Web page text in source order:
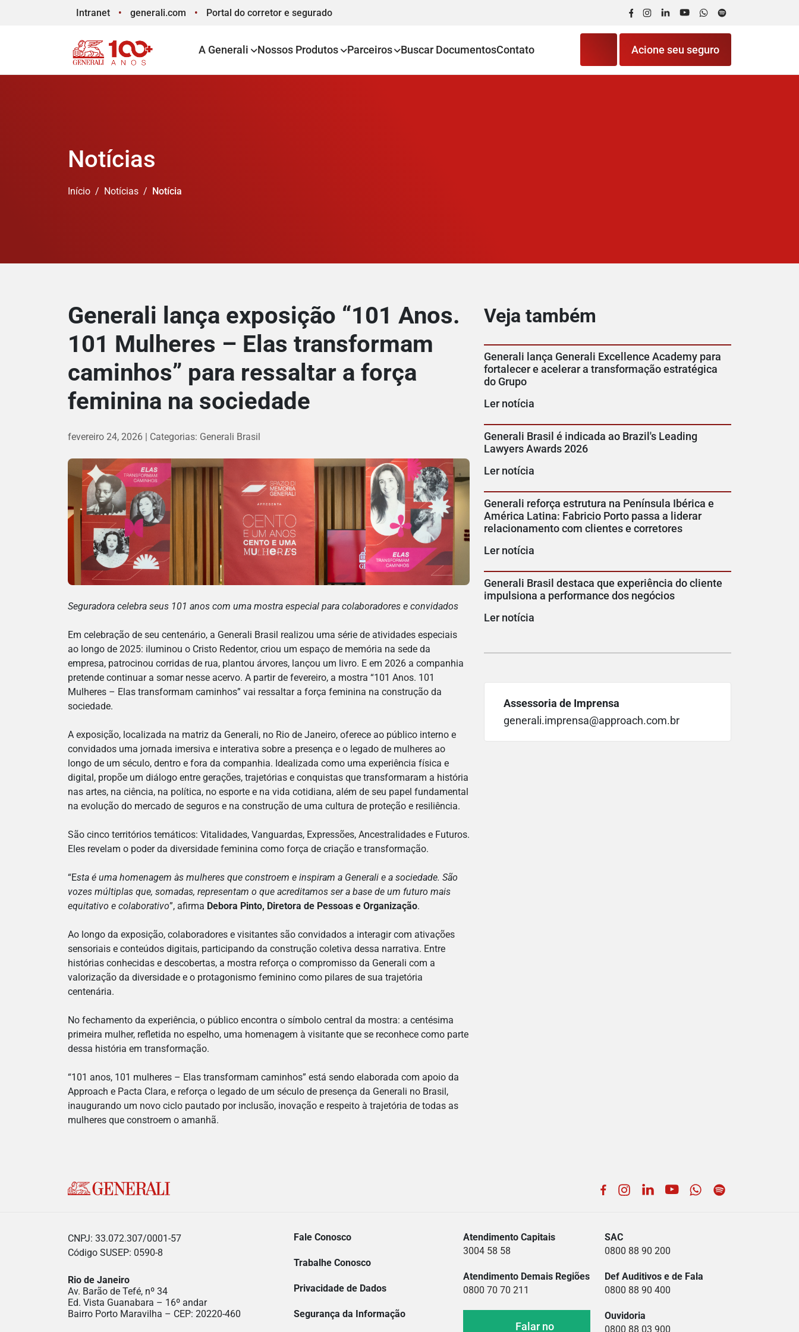
Intranet generali.com Portal do corretor e segurado FacebookInstagram
LinkedInYouTubeWhatsApp
Spotify
A Generali Nossos Produtos Parceiros Buscar DocumentosContato Acione seu seguro
Notícias
Início Notícias Notícia
Generali lança exposição “101 Anos.
101 Mulheres – Elas transformam
caminhos” para ressaltar a força
feminina na sociedade
fevereiro 24, 2026 Categorias: Generali Brasil
Seguradora celebra seus 101 anos com uma mostra especial para colaboradores e convidados
Em celebração de seu centenário, a Generali Brasil realizou uma série de atividades especiais
ao longo de 2025: iluminou o Cristo Redentor, criou um espaço de memória na sede da
empresa, patrocinou corridas de rua, plantou árvores, lançou um livro. E em 2026 a companhia
pretende continuar a somar nesse acervo. A partir de fevereiro, a mostra “101 Anos. 101
Mulheres – Elas transformam caminhos” vai ressaltar a força feminina na construção da
sociedade.
A exposição, localizada na matriz da Generali, no Rio de Janeiro, oferece ao público interno e
convidados uma jornada imersiva e interativa sobre a presença e o legado de mulheres ao
longo de um século, dentro e fora da companhia. Idealizada como uma experiência física e
digital, propõe um diálogo entre gerações, trajetórias e conquistas que transformaram a história
nas artes, na ciência, na política, no esporte e na vida cotidiana, além de seu papel fundamental
na evolução do mercado de seguros e na construção de uma cultura de proteção e resiliência.
São cinco territórios temáticos: Vitalidades, Vanguardas, Expressões, Ancestralidades e Futuros.
Eles revelam o poder da diversidade feminina como força de criação e transformação.
“Esta é uma homenagem às mulheres que constroem e inspiram a Generali e a sociedade. São
vozes múltiplas que, somadas, representam o que acreditamos ser a base de um futuro mais
equitativo e colaborativo”, afirma Debora Pinto, Diretora de Pessoas e Organização.
Ao longo da exposição, colaboradores e visitantes são convidados a interagir com ativações
sensoriais e conteúdos digitais, participando da construção coletiva dessa narrativa. Entre
histórias conhecidas e descobertas, a mostra reforça o compromisso da Generali com a
valorização da diversidade e o protagonismo feminino como pilares de sua trajetória
centenária.
No fechamento da experiência, o público encontra o símbolo central da mostra: a centésima
primeira mulher, refletida no espelho, uma homenagem à visitante que se reconhece como parte
dessa história em transformação.
“101 anos, 101 mulheres – Elas transformam caminhos” está sendo elaborada com apoio da
Approach e Pacta Clara, e reforça o legado de um século de presença da Generali no Brasil,
inaugurando um novo ciclo pautado por inclusão, inovação e respeito à trajetória de todas as
mulheres que constroem o amanhã.
Veja também
Generali lança Generali Excellence Academy para
fortalecer e acelerar a transformação estratégica
do Grupo
Ler notícia
Generali Brasil é indicada ao Brazil's Leading
Lawyers Awards 2026
Ler notícia
Generali reforça estrutura na Península Ibérica e
América Latina: Fabricio Porto passa a liderar
relacionamento com clientes e corretores
Ler notícia
Generali Brasil destaca que experiência do cliente
impulsiona a performance dos negócios
Ler notícia
Assessoria de Imprensa
generali.imprensa@approach.com.br
Facebook
Instagram
LinkedIn
YouTubeWhatsApp
CNPJ: 33.072.307/0001-57
Código SUSEP: 0590-8
Rio de Janeiro
Av. Barão de Tefé, nº 34
Ed. Vista Guanabara – 16º andar
Bairro Porto Maravilha – CEP: 20220-460
Fale Conosco
Trabalhe Conosco
Privacidade de Dados
Segurança da Informação
Atendimento Capitais
3004 58 58
Atendimento Demais Regiões
0800 70 70 211
Falar no
SAC
0800 88 90 200
Def Auditivos e de Fala
0800 88 90 400
Ouvidoria
0800 88 03 900